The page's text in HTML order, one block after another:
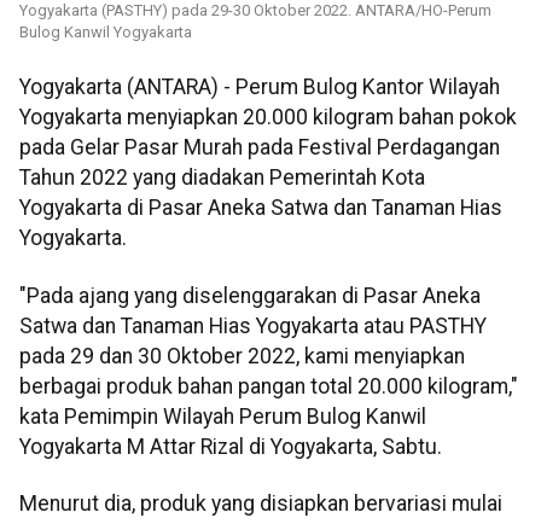
Yogyakarta (PASTHY) pada 29-30 Oktober 2022. ANTARA/HO-Perum
Bulog Kanwil Yogyakarta
Yogyakarta (ANTARA) - Perum Bulog Kantor Wilayah
Yogyakarta menyiapkan 20.000 kilogram bahan pokok
pada Gelar Pasar Murah pada Festival Perdagangan
Tahun 2022 yang diadakan Pemerintah Kota
Yogyakarta di Pasar Aneka Satwa dan Tanaman Hias
Yogyakarta.
"Pada ajang yang diselenggarakan di Pasar Aneka
Satwa dan Tanaman Hias Yogyakarta atau PASTHY
pada 29 dan 30 Oktober 2022, kami menyiapkan
berbagai produk bahan pangan total 20.000 kilogram,"
kata Pemimpin Wilayah Perum Bulog Kanwil
Yogyakarta M Attar Rizal di Yogyakarta, Sabtu.
Menurut dia, produk yang disiapkan bervariasi mulai